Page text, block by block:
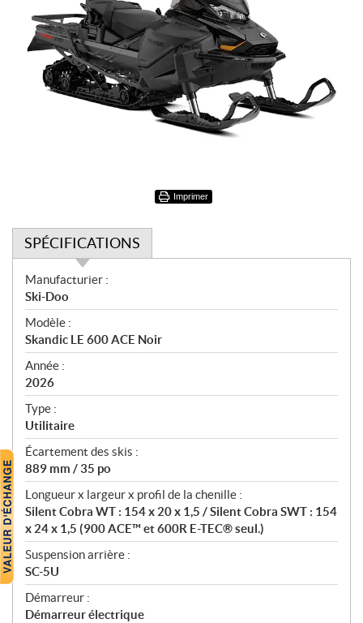
Imprimer
SPÉCIFICATIONS
S
p
é
c
i
f
i
c
a
t
i
o
n
s
Manufacturier :
Ski-Doo
Modèle :
Skandic LE 600 ACE Noir
Année :
2026
Type :
Utilitaire
Écartement des skis :
889 mm / 35 po
Longueur x largeur x profil de la chenille :
Silent Cobra WT : 154 x 20 x 1,5 / Silent Cobra SWT : 154
x 24 x 1,5 (900 ACE™ et 600R E-TEC® seul.)
Suspension arrière :
SC-5U
Démarreur :
Démarreur électrique